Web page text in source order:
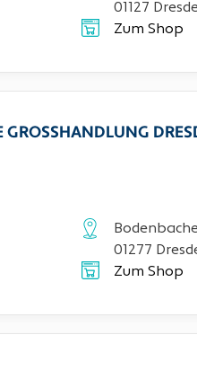
01127
Zum Shop
GROSSHANDLUNG
01277
Zum Shop